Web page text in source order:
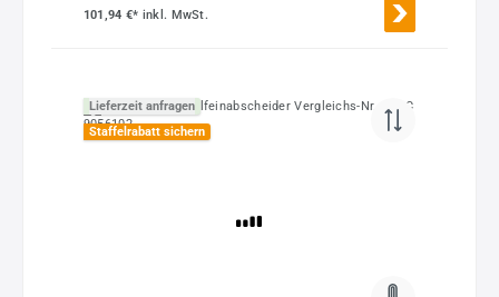
101,94 €* inkl. MwSt.
Lieferzeit anfragen
Staffelrabatt sichern